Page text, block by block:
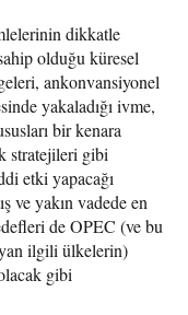
dikkatle
olduğu küresel
ankonvansiyonel
yakaladığı ivme,
bir kenara
stratejileri gibi
etki yapacağı
ve yakın vadede en
de OPEC (ve bu
ilgili ülkelerin)
gibi